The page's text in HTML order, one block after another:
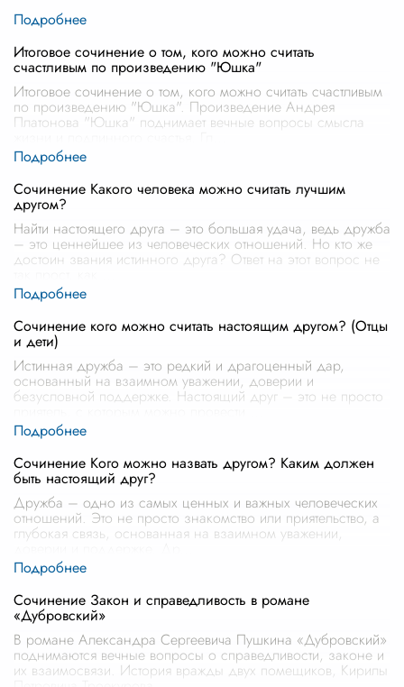
Итоговое сочинение о том, кого можно считать
счастливым по произведению "Юшка"
Итоговое сочинение о том, кого можно считать счастливым
по произведению "Юшка". Произведение Андрея
Платонова "Юшка" поднимает вечные вопросы смысла
Сочинение Какого человека можно считать лучшим
другом?
Найти настоящего друга – это большая удача, ведь дружба
– это ценнейшее из человеческих отношений. Но кто же
достоин звания истинного друга? Ответ на этот вопрос не
Сочинение кого можно считать настоящим другом? (Отцы
и дети)
Истинная дружба – это редкий и драгоценный дар,
основанный на взаимном уважении, доверии и
безусловной поддержке. Настоящий друг – это не просто
Сочинение Кого можно назвать другом? Каким должен
быть настоящий друг?
Дружба – одно из самых ценных и важных человеческих
отношений. Это не просто знакомство или приятельство, а
глубокая связь, основанная на взаимном уважении,
Сочинение Закон и справедливость в романе
«Дубровский»
В романе Александра Сергеевича Пушкина «Дубровский»
поднимаются вечные вопросы о справедливости, законе и
их взаимосвязи. История вражды двух помещиков, Кирилы